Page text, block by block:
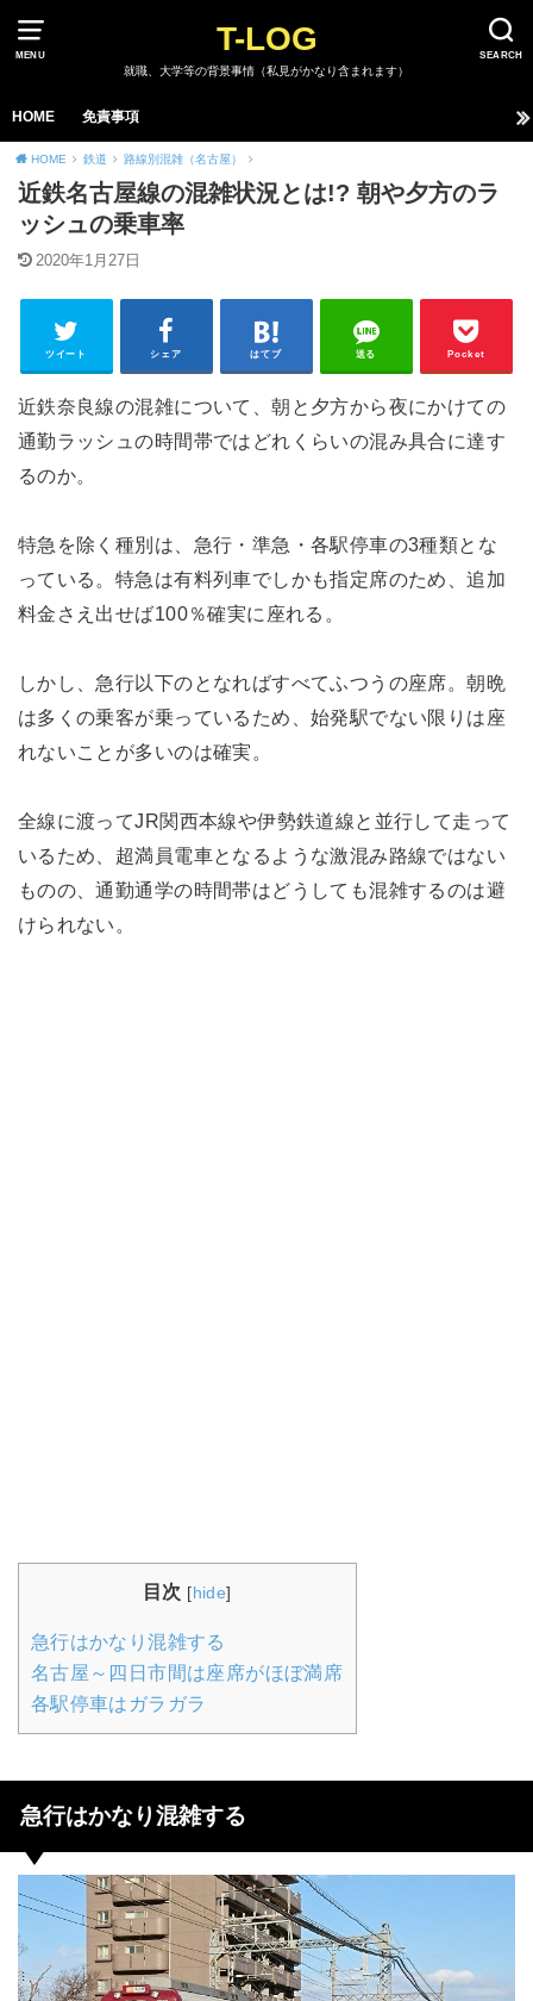
MENU SEARCH
T-LOG
就職、大学等の背景事情（私見がかなり含まれます）
HOME 免責事項
HOME 鉄道 路線別混雑（名古屋）
近鉄名古屋線の混雑状況とは!? 朝や夕方のラ
ッシュの乗車率
2020年1月27日
ツイート シェア はてブ 送る Pocket
近鉄奈良線の混雑について、朝と夕方から夜にかけての
通勤ラッシュの時間帯ではどれくらいの混み具合に達す
るのか。
特急を除く種別は、急行・準急・各駅停車の3種類とな
っている。特急は有料列車でしかも指定席のため、追加
料金さえ出せば100％確実に座れる。
しかし、急行以下のとなればすべてふつうの座席。朝晩
は多くの乗客が乗っているため、始発駅でない限りは座
れないことが多いのは確実。
全線に渡ってJR関西本線や伊勢鉄道線と並行して走って
いるため、超満員電車となるような激混み路線ではない
ものの、通勤通学の時間帯はどうしても混雑するのは避
けられない。
目次 [hide]
急行はかなり混雑する
名古屋～四日市間は座席がほぼ満席
各駅停車はガラガラ
急行はかなり混雑する